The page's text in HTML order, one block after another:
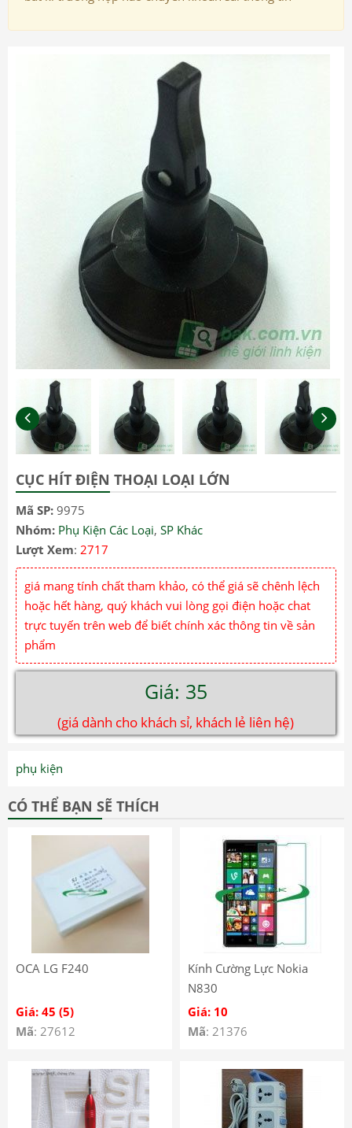
CỤC HÍT ĐIỆN THOẠI LOẠI LỚN
Mã SP: 9975
Nhóm: Phụ Kiện Các Loại, SP Khác
Lượt Xem: 2717
giá mang tính chất tham khảo, có thể giá sẽ chênh lệch
hoặc hết hàng, quý khách vui lòng gọi điện hoặc chat
trực tuyến trên web để biết chính xác thông tin về sản
phẩm
Giá: 35
(giá dành cho khách sỉ, khách lẻ liên hệ)
phụ kiện
CÓ THỂ BẠN SẼ THÍCH
OCA LG F240
Giá: 45 (5)
Mã: 27612
Kính Cường Lực Nokia
N830
Giá: 10
Mã: 21376